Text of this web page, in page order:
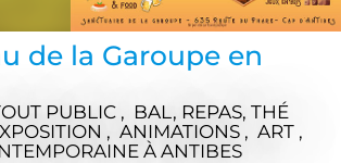
de la Garoupe en
PUBLIC , BAL, REPAS, THÉ
, ANIMATIONS , ART ,
À ANTIBES